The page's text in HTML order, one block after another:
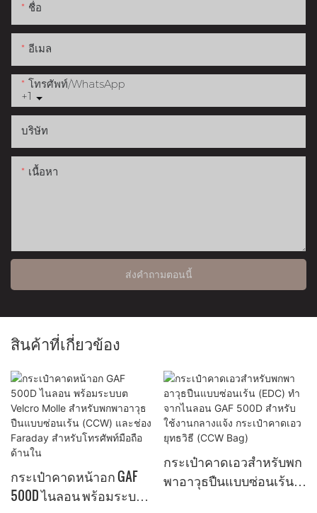
ชื่อ
อีเมล
+1
โทรศัพท์/WhatsApp
บริษัท
เนื้อหา
ส่งคำถามตอนนี้
สินค้าที่เกี่ยวข้อง
กระเป๋าคาดหน้าอก GAF
500D ไนลอน พร้อมระบบต
กระเป๋าคาดเอวสำหรับพก
พาอาวุธปืนแบบซ่อนเร้น